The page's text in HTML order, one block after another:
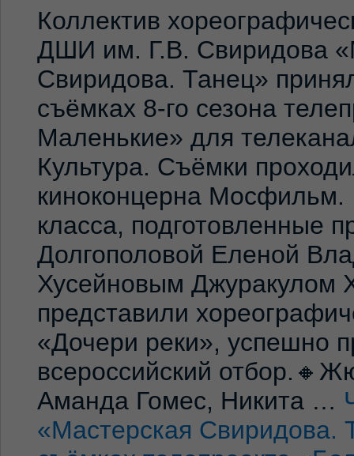
Коллектив
ДШИ им. Г.В. Свиридова
Свиридова. Танец»
съёмках 8-го сезона
Маленькие» для
Культура. Съёмки
киноконцерна Мосфильм.
класса, подготовленные
Долгополовой Еленой
Хусейновым Джуракулом
представили
«Дочери реки», успешно
всероссийский
Аманда Гомес, Никита …
«Мастерская Свиридова.